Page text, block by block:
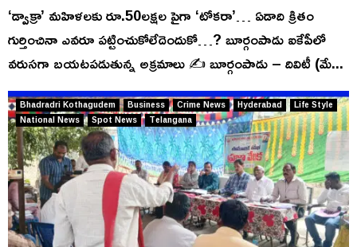
‘డ్వాక్రా’ మహిళలకు రూ.50లక్షల పైగా ‘టోకరా’… ఏడాది క్రితం
గుర్తించినా ఎవరూ పట్టించుకోలేదెందుకో…? బూర్గంపాడు ఐకేపీలో
వరుసగా బయటపడుతున్న అక్రమాలు ✍️ బూర్గంపాడు – దివిటీ (మే...
Bhadradri Kothagudem Business Crime News Hyderabad
Life Style
National News
Spot News Telangana